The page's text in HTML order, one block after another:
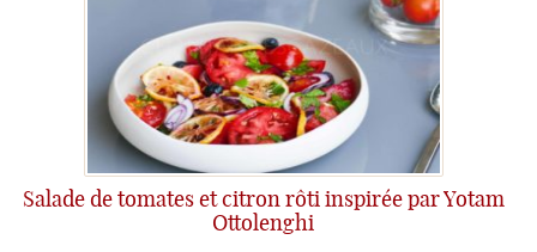
Salade de tomates et citron rôti inspirée par Yotam
Ottolenghi